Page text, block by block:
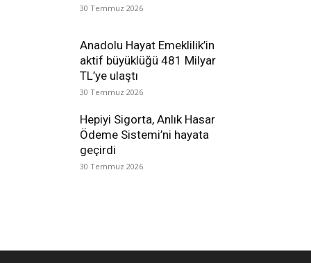
30 Temmuz 2026
Anadolu Hayat Emeklilik’in
aktif büyüklüğü 481 Milyar
TL’ye ulaştı
30 Temmuz 2026
Hepiyi Sigorta, Anlık Hasar
Ödeme Sistemi’ni hayata
geçirdi
30 Temmuz 2026